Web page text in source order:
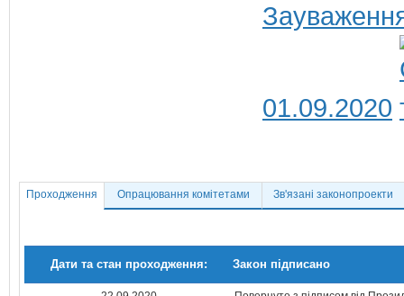
01.09.2020
Проходження Опрацювання комітетами Зв'язані законопроекти
Дати та стан проходження: Закон підписано